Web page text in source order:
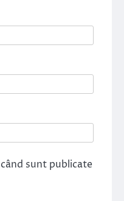
sunt publicate